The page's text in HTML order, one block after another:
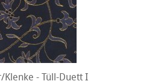
Klenke - Tüll-Duett I